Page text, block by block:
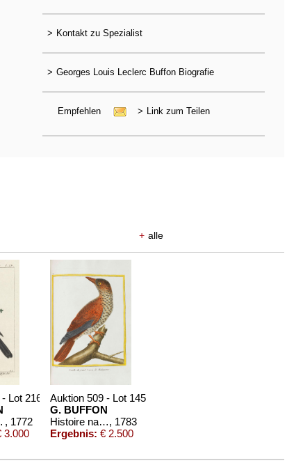
> Kontakt zu Spezialist
> Georges Louis Leclerc Buffon Biografie
Empfehlen > Link zum Teilen
+ alle
Lot 216
1808. , 1772
3.000
Auktion 509 - Lot 145
G. BUFFON
Histoire naturelle des oiseaux. Band 6, 1783
Ergebnis: € 2.500